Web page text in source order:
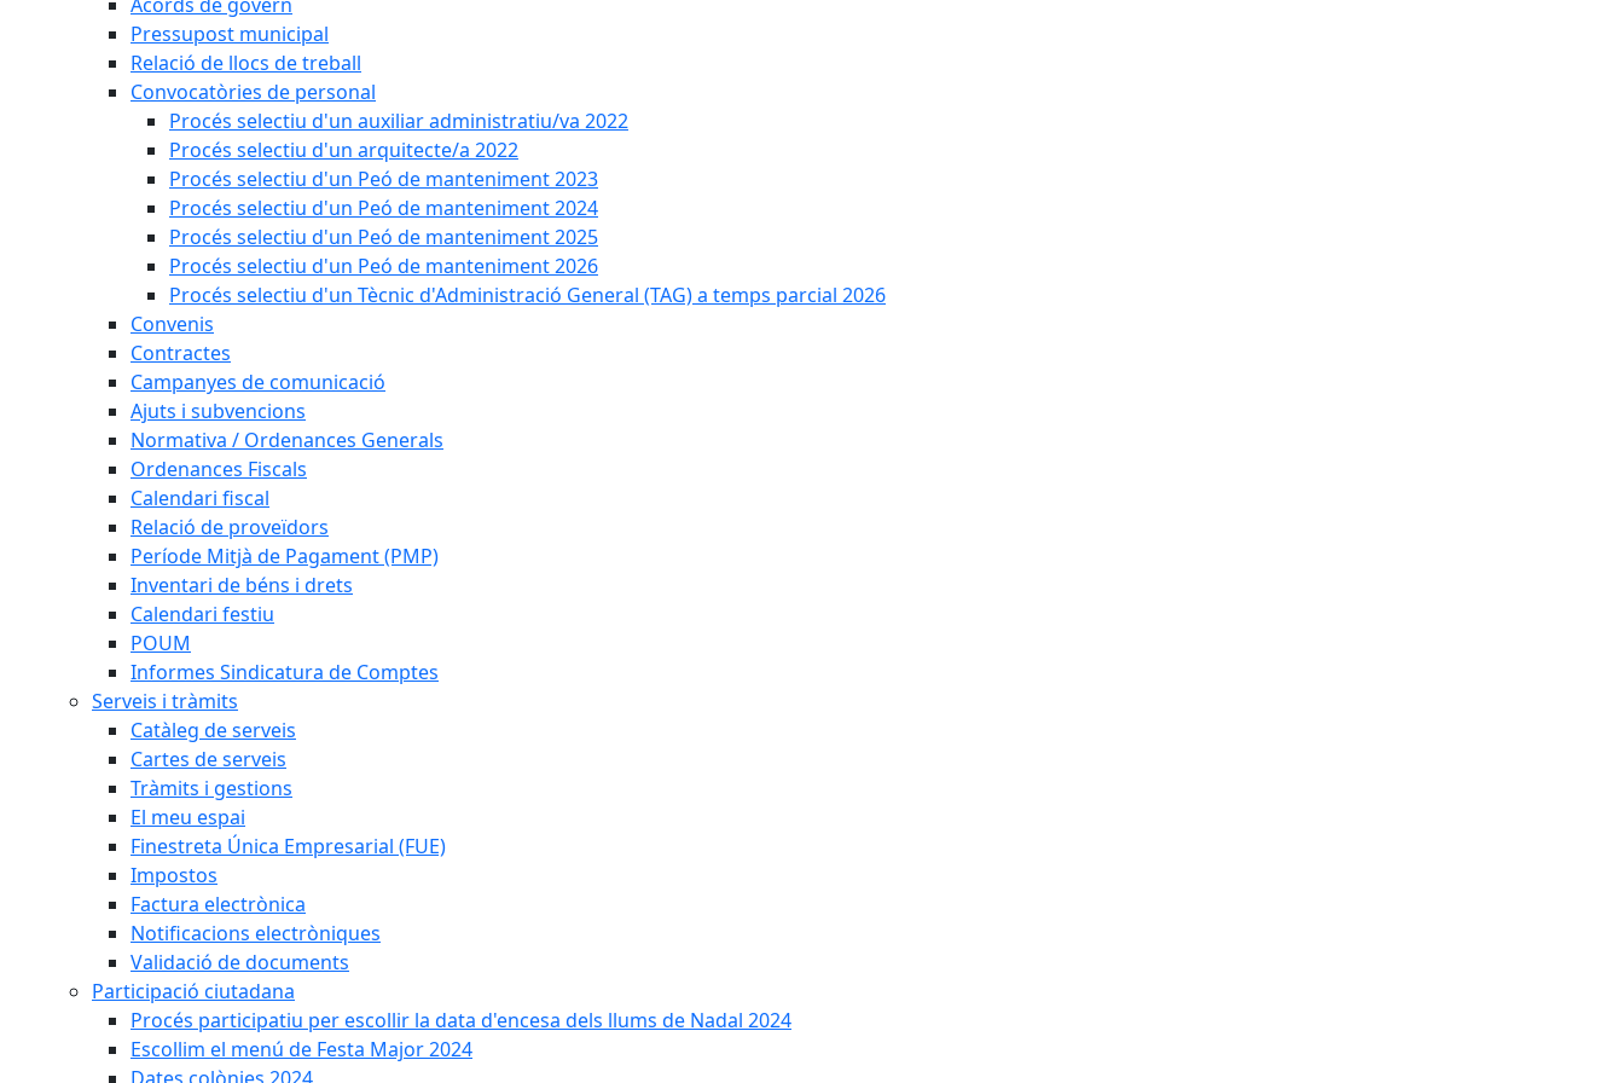
Pressupost municipal
Relació de llocs de treball
Convocatòries de personal
Procés selectiu d'un auxiliar administratiu/va 2022
Procés selectiu d'un arquitecte/a 2022
Procés selectiu d'un Peó de manteniment 2023
Procés selectiu d'un Peó de manteniment 2024
Procés selectiu d'un Peó de manteniment 2025
Procés selectiu d'un Peó de manteniment 2026
Procés selectiu d'un Tècnic d'Administració General (TAG) a temps parcial 2026
Convenis
Contractes
Campanyes de comunicació
Ajuts i subvencions
Normativa / Ordenances Generals
Ordenances Fiscals
Calendari fiscal
Relació de proveïdors
Període Mitjà de Pagament (PMP)
Inventari de béns i drets
Calendari festiu
POUM
Informes Sindicatura de Comptes
Serveis i tràmits
Catàleg de serveis
Cartes de serveis
Tràmits i gestions
El meu espai
Finestreta Única Empresarial (FUE)
Impostos
Factura electrònica
Notificacions electròniques
Validació de documents
Participació ciutadana
Procés participatiu per escollir la data d'encesa dels llums de Nadal 2024
Escollim el menú de Festa Major 2024